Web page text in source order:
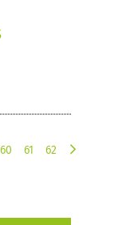
60 61
62